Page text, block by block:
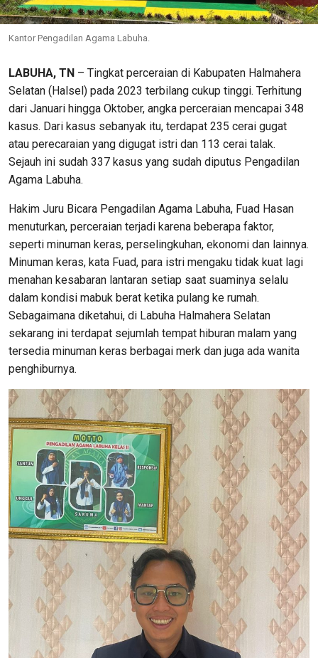
Kantor Pengadilan Agama Labuha.
LABUHA, TN – Tingkat perceraian di Kabupaten Halmahera
Selatan (Halsel) pada 2023 terbilang cukup tinggi. Terhitung
dari Januari hingga Oktober, angka perceraian mencapai 348
kasus. Dari kasus sebanyak itu, terdapat 235 cerai gugat
atau perecaraian yang digugat istri dan 113 cerai talak.
Sejauh ini sudah 337 kasus yang sudah diputus Pengadilan
Agama Labuha.
Hakim Juru Bicara Pengadilan Agama Labuha, Fuad Hasan
menuturkan, perceraian terjadi karena beberapa faktor,
seperti minuman keras, perselingkuhan, ekonomi dan lainnya.
Minuman keras, kata Fuad, para istri mengaku tidak kuat lagi
menahan kesabaran lantaran setiap saat suaminya selalu
dalam kondisi mabuk berat ketika pulang ke rumah.
Sebagaimana diketahui, di Labuha Halmahera Selatan
sekarang ini terdapat sejumlah tempat hiburan malam yang
tersedia minuman keras berbagai merk dan juga ada wanita
penghiburnya.